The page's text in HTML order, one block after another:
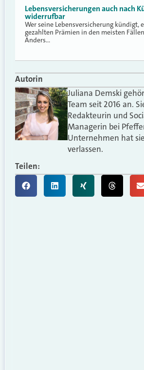
Lebensversicherungen auch nach
widerrufbar
Wer seine Lebensversicherung kündigt,
gezahlten Prämien in den meisten
Anders…
Autorin
Juliana Demski
Team seit 2016 an.
Redakteurin und
Managerin bei
Unternehmen hat
verlassen.
Teilen: